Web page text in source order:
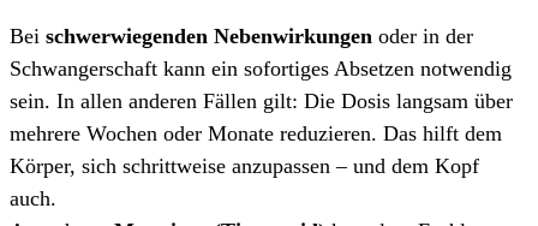
Bei schwerwiegenden Nebenwirkungen oder in der
Schwangerschaft kann ein sofortiges Absetzen notwendig
sein. In allen anderen Fällen gilt: Die Dosis langsam über
mehrere Wochen oder Monate reduzieren. Das hilft dem
Körper, sich schrittweise anzupassen – und dem Kopf
auch.